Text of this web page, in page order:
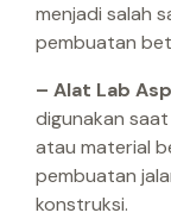
menjadi salah
pembuatan
– Alat Lab
digunakan
atau material
pembuatan
konstruksi.